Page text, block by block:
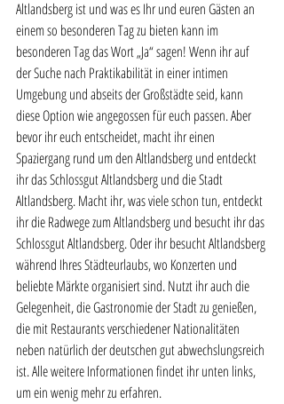
Altlandsberg ist und was es Ihr und euren Gästen an
einem so besonderen Tag zu bieten kann im
besonderen Tag das Wort „Ja“ sagen! Wenn ihr auf
der Suche nach Praktikabilität in einer intimen
Umgebung und abseits der Großstädte seid, kann
diese Option wie angegossen für euch passen. Aber
bevor ihr euch entscheidet, macht ihr einen
Spaziergang rund um den Altlandsberg und entdeckt
ihr das Schlossgut Altlandsberg und die Stadt
Altlandsberg. Macht ihr, was viele schon tun, entdeckt
ihr die Radwege zum Altlandsberg und besucht ihr das
Schlossgut Altlandsberg. Oder ihr besucht Altlandsberg
während Ihres Städteurlaubs, wo Konzerten und
beliebte Märkte organisiert sind. Nutzt ihr auch die
Gelegenheit, die Gastronomie der Stadt zu genießen,
die mit Restaurants verschiedener Nationalitäten
neben natürlich der deutschen gut abwechslungsreich
ist. Alle weitere Informationen findet ihr unten links,
um ein wenig mehr zu erfahren.